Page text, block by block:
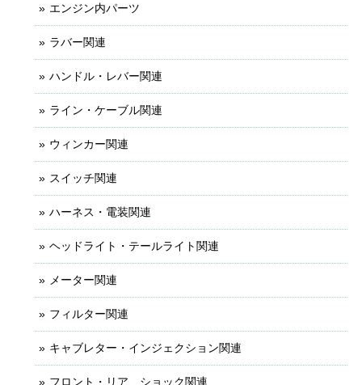
エンジン内パーツ
ラバー関連
ハンドル・レバー関連
ライン・ケーブル関連
ウィンカー関連
スイッチ関連
ハーネス・電装関連
ヘッドライト・テールライト関連
メーター関連
フィルター関連
キャブレター・インジェクション関連
フロント・リア ショック関連